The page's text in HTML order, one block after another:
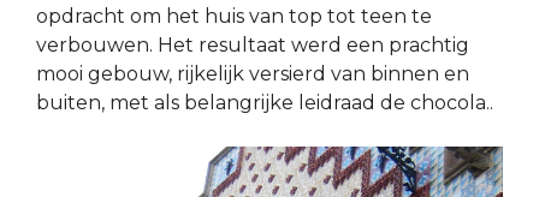
opdracht om het huis van top tot teen te
verbouwen. Het resultaat werd een prachtig
mooi gebouw, rijkelijk versierd van binnen en
buiten, met als belangrijke leidraad de chocola..